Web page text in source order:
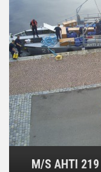
M/S AHTI 219